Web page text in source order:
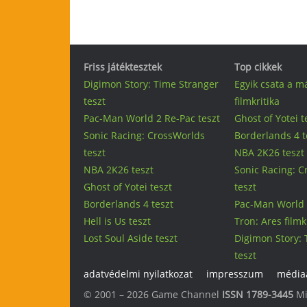
Friss játéktesztek
Digimon Story: Time Stranger
teszt
Pac-Man World 2 Re-Pac teszt
Sonic Racing: CrossWorlds
teszt
NBA 2K26 teszt
Ghost of Yotei teszt
Borderlands 4 teszt
Hell is Us teszt
Lost Soul Aside teszt
Top cikkek
Egyik csata a
filmkritika
Ghost of Yotei
Borderlands 4
NBA 2K26 teszt
Sonic Racing:
teszt
Pac-Man World
Tron: Ares
Digimon Story:
teszt
adatvédelmi nyilatkozat impresszum
© 2001 – 2026 Game Channel ISSN 1789-3445